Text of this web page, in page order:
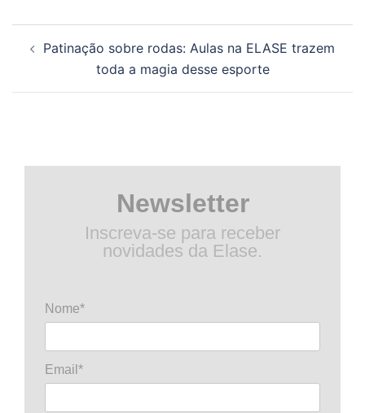
de Patinação sobre rodas: Aulas na ELASE trazem
toda a magia desse esporte
Newsletter
Inscreva-se para receber
novidades da Elase.
Nome*
Email*